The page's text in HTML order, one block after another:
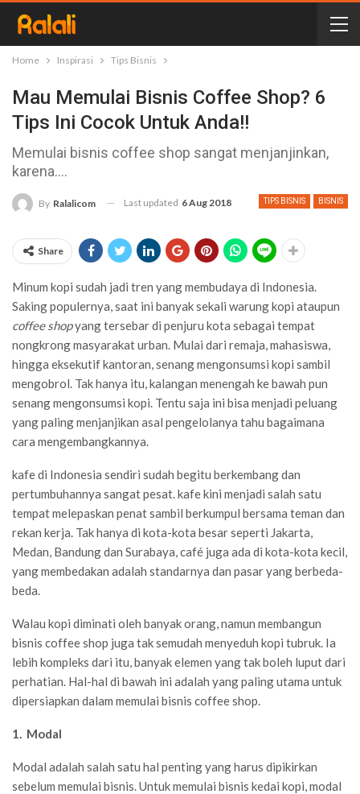
Home Inspirasi Tips Bisnis
Mau Memulai Bisnis Coffee Shop? 6
Tips Ini Cocok Untuk Anda!!
Memulai bisnis coffee shop sangat menjanjinkan,
karena....
TIPS BISNIS BISNIS
By Ralalicom Last updated 6 Aug 2018
Share
Minum kopi sudah jadi tren yang membudaya di Indonesia.
Saking populernya, saat ini banyak sekali warung kopi ataupun
coffee shopyang tersebar di penjuru kota sebagai tempat
nongkrong masyarakat urban. Mulai dari remaja, mahasiswa,
hingga eksekutif kantoran, senang mengonsumsi kopi sambil
mengobrol. Tak hanya itu, kalangan menengah ke bawah pun
senang mengonsumsi kopi. Tentu saja ini bisa menjadi peluang
yang paling menjanjikan asal pengelolanya tahu bagaimana
cara mengembangkannya.
kafe di Indonesia sendiri sudah begitu berkembang dan
pertumbuhannya sangat pesat. kafe kini menjadi salah satu
tempat melepaskan penat sambil berkumpul bersama teman dan
rekan kerja. Tak hanya di kota-kota besar seperti Jakarta,
Medan, Bandung dan Surabaya, café juga ada di kota-kota kecil,
yang membedakan adalah standarnya dan pasar yang berbeda-
beda.
Walau kopi diminati oleh banyak orang, namun membangun
bisnis coffee shop juga tak semudah menyeduh kopi tubruk. Ia
lebih kompleks dari itu, banyak elemen yang tak boleh luput dari
perhatian. Hal-hal di bawah ini adalah yang paling utama untuk
dipersiapkan dalam memulai bisnis coffee shop.
1. Modal
Modal adalah salah satu hal penting yang harus dipikirkan
sebelum memulai bisnis. Untuk memulai bisnis kedai kopi, modal